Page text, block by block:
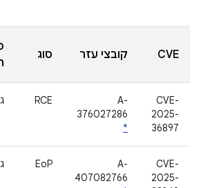
CVE קובצי עזר סוג
CVE-
2025-
36897
A-
376027286
*
RCE
CVE-
2025-
A-
407082766
EoP